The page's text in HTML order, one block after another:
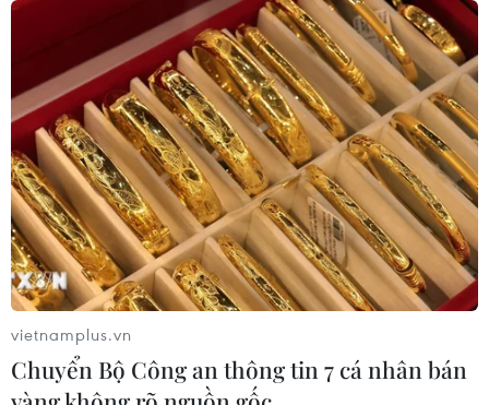
vietnamplus.vn
Chuyển Bộ Công an thông tin 7 cá nhân bán